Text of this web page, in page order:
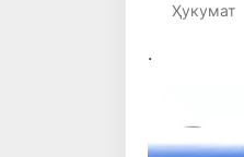
Ҳукумат
.